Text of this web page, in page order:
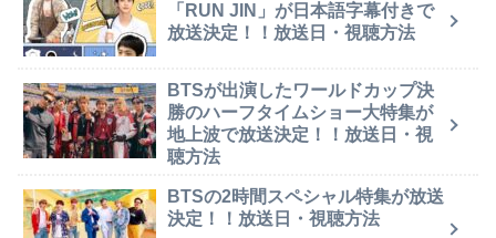
「RUN JIN」が日本語字幕付きで
放送決定！！放送日・視聴方法
BTSが出演したワールドカップ決
勝のハーフタイムショー大特集が
地上波で放送決定！！放送日・視
聴方法
BTSの2時間スペシャル特集が放送
決定！！放送日・視聴方法